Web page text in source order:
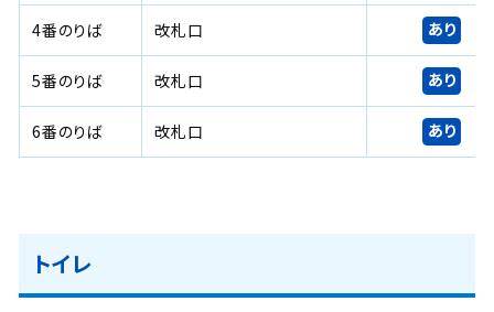
4番のりば 改札口 あり
5番のりば 改札口 あり
6番のりば 改札口 あり
トイレ